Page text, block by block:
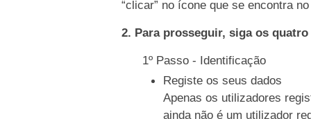
“clicar” no ícone que se encontra
2. Para prosseguir, siga os
1º Passo - Identificação
Registe os seus dados
Apenas os utilizadores
ainda não é um utilizador